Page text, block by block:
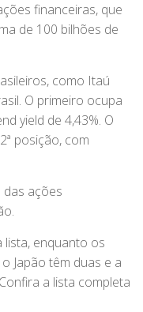
financeiras, que
de 100 bilhões de
como Itaú
O primeiro ocupa
yield de 4,43%. O
posição, com
das ações
lista, enquanto os
Japão têm duas e a
a lista completa